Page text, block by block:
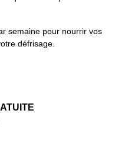
semaine pour nourrir vos
défrisage.